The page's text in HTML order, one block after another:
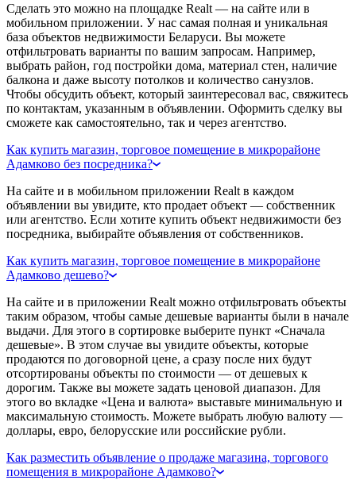
Сделать это можно на площадке Realt — на сайте или в
мобильном приложении. У нас самая полная и уникальная
база объектов недвижимости Беларуси. Вы можете
отфильтровать варианты по вашим запросам. Например,
выбрать район, год постройки дома, материал стен, наличие
балкона и даже высоту потолков и количество санузлов.
Чтобы обсудить объект, который заинтересовал вас, свяжитесь
по контактам, указанным в объявлении. Оформить сделку вы
сможете как самостоятельно, так и через агентство.
Как купить магазин, торговое помещение в микрорайоне
Адамково без посредника?
На сайте и в мобильном приложении Realt в каждом
объявлении вы увидите, кто продает объект — собственник
или агентство. Если хотите купить объект недвижимости без
посредника, выбирайте объявления от собственников.
Как купить магазин, торговое помещение в микрорайоне
Адамково дешево?
На сайте и в приложении Realt можно отфильтровать объекты
таким образом, чтобы самые дешевые варианты были в начале
выдачи. Для этого в сортировке выберите пункт «Сначала
дешевые». В этом случае вы увидите объекты, которые
продаются по договорной цене, а сразу после них будут
отсортированы объекты по стоимости — от дешевых к
дорогим. Также вы можете задать ценовой диапазон. Для
этого во вкладке «Цена и валюта» выставьте минимальную и
максимальную стоимость. Можете выбрать любую валюту —
доллары, евро, белорусские или российские рубли.
Как разместить объявление о продаже магазина, торгового
помещения в микрорайоне Адамково?